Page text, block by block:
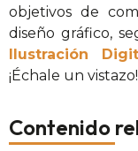
objetivos de
diseño gráfico,
Ilustración
¡Échale un vistazo!
Contenido